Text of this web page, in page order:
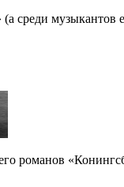
(а среди
романов